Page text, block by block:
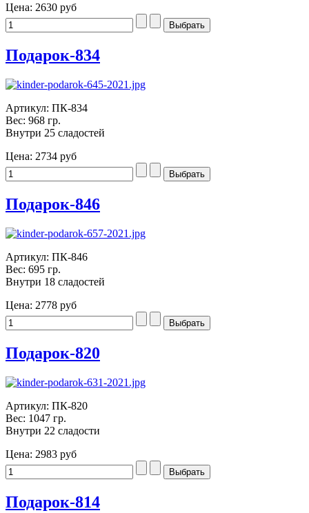
Цена: 2630 руб
Подарок-834
Артикул: ПК-834
Вес: 968 гр.
Внутри 25 сладостей
Цена: 2734 руб
Подарок-846
Артикул: ПК-846
Вес: 695 гр.
Внутри 18 сладостей
Цена: 2778 руб
Подарок-820
Артикул: ПК-820
Вес: 1047 гр.
Внутри 22 сладости
Цена: 2983 руб
Подарок-814